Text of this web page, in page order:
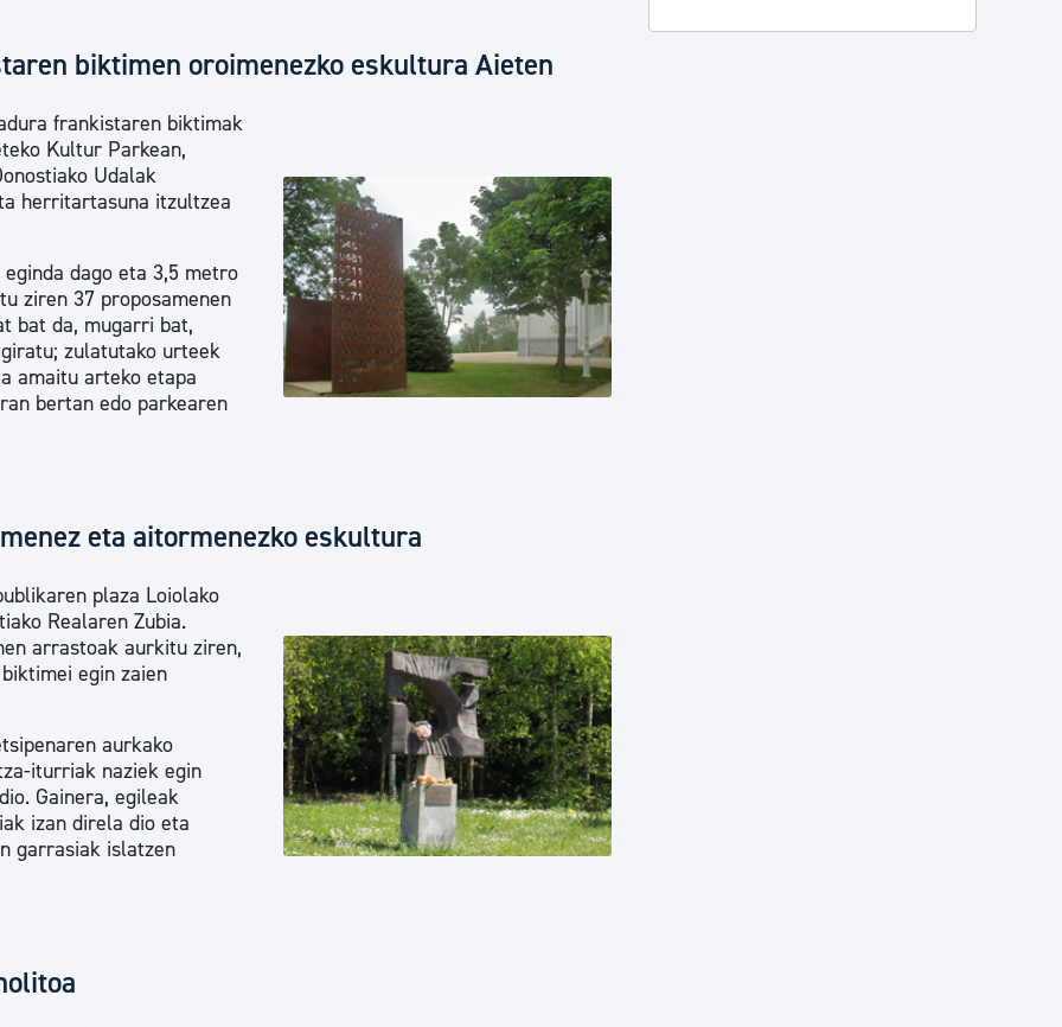
biktimen oroimenezko eskultura Aieten
frankistaren biktimak
Kultur Parkean,
Udalak
herritartasuna itzultzea
dago eta 3,5 metro
ziren 37 proposamenen
bat da, mugarri bat,
zulatutako urteek
amaitu arteko etapa
bertan edo parkearen
eta aitormenezko eskultura
plaza Loiolako
Realaren Zubia.
arrastoak aurkitu ziren,
egin zaien
aurkako
iturriak naziek egin
Gainera, egileak
izan direla dio eta
garrasiak islatzen